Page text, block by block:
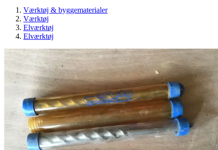
Værktøj & byggematerialer
Værktøj
Elværktøj
Elværktøj